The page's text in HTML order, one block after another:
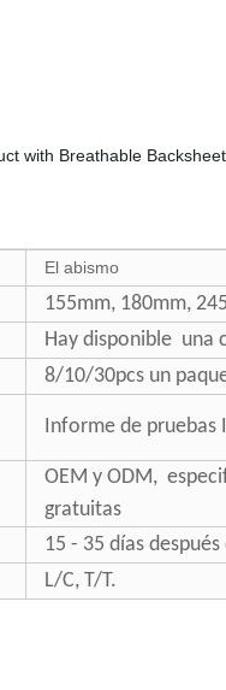
El abismo
155mm, 180mm,
Hay disponible
8/10/30pcs un
Informe de pruebas
OEM y ODM,
gratuitas
15 - 35 días
L/C, T/T.